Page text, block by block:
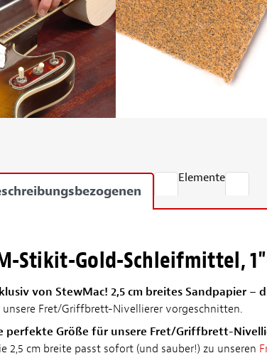
Elemente
Stikit-Gold-Schleifmittel,
von StewMac! 2,5 cm breites Sandpapier –
Fret/Griffbrett-Nivellierer vorgeschnitten.
perfekte Größe für unsere Fret/Griffbrett-
2,5 cm breite passt sofort (und sauber!) zu unseren